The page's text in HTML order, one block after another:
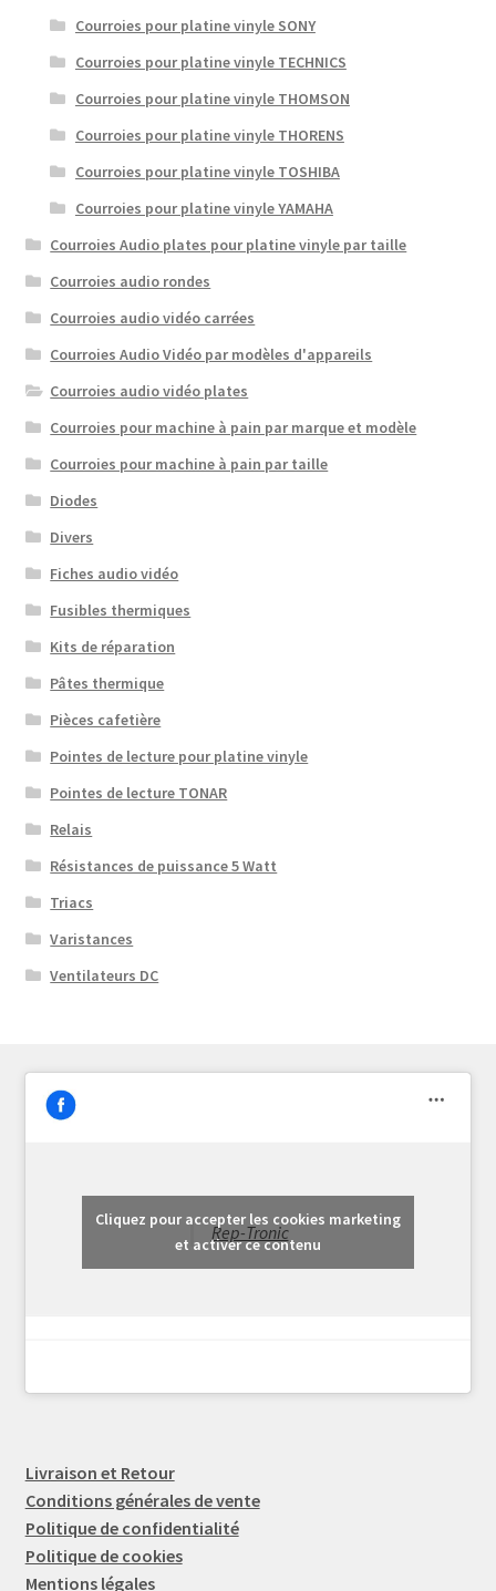
Courroies pour platine vinyle SONY
Courroies pour platine vinyle TECHNICS
Courroies pour platine vinyle THOMSON
Courroies pour platine vinyle THORENS
Courroies pour platine vinyle TOSHIBA
Courroies pour platine vinyle YAMAHA
Courroies Audio plates pour platine vinyle par taille
Courroies audio rondes
Courroies audio vidéo carrées
Courroies Audio Vidéo par modèles d'appareils
Courroies audio vidéo plates
Courroies pour machine à pain par marque et modèle
Courroies pour machine à pain par taille
Diodes
Divers
Fiches audio vidéo
Fusibles thermiques
Kits de réparation
Pâtes thermique
Pièces cafetière
Pointes de lecture pour platine vinyle
Pointes de lecture TONAR
Relais
Résistances de puissance 5 Watt
Triacs
Varistances
Ventilateurs DC
Rep-Tronic
Cliquez pour accepter les cookies marketing
et activer ce contenu
Livraison et Retour
Conditions générales de vente
Politique de confidentialité
Politique de cookies
Mentions légales